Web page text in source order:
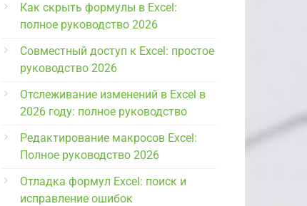
Как скрыть формулы в Excel:
полное руководство 2026
Совместный доступ к Excel: простое
руководство 2026
Отслеживание изменений в Excel в
2026 году: полное руководство
Редактирование макросов Excel:
Полное руководство 2026
Отладка формул Excel: поиск и
исправление ошибок